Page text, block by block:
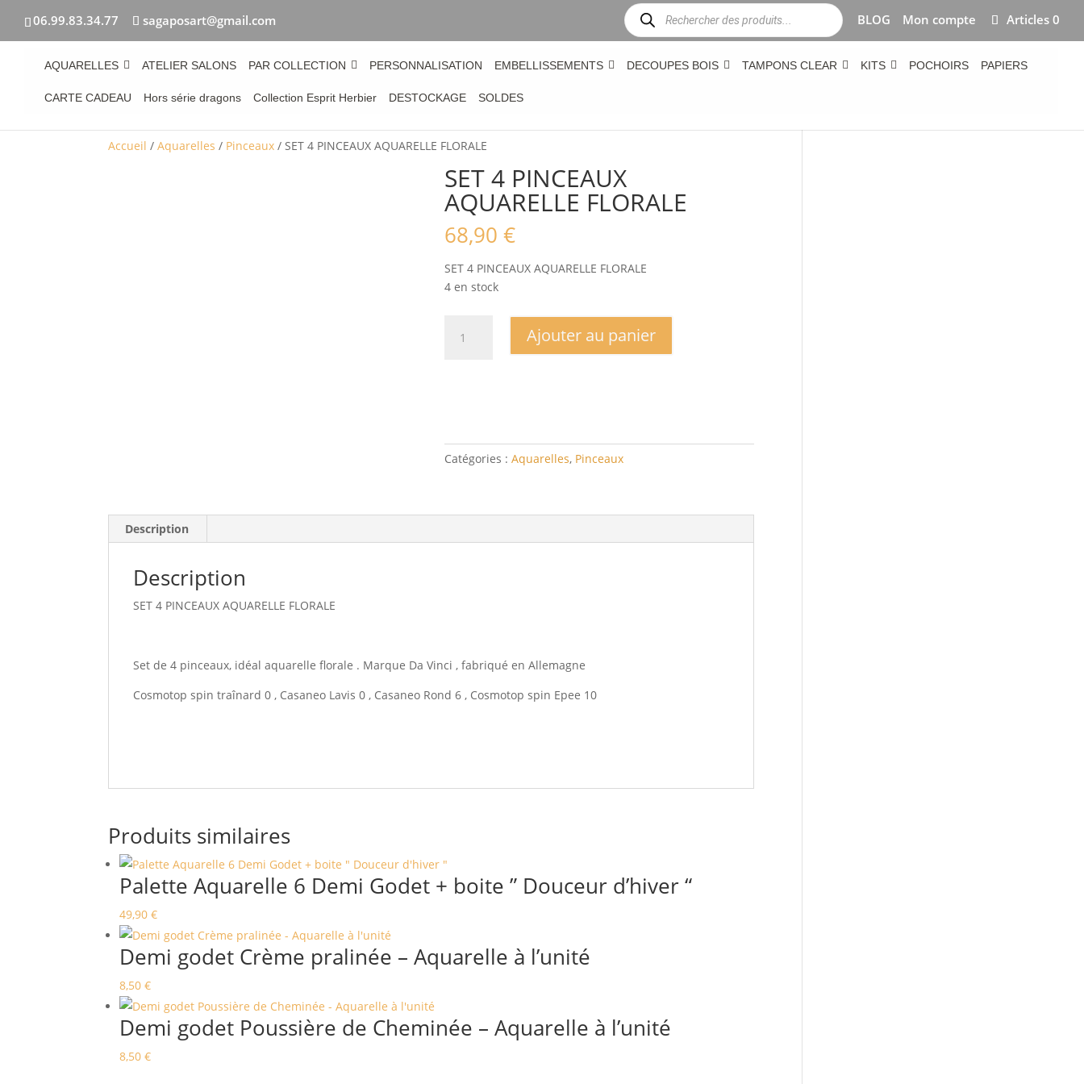
06.99.83.34.77 sagaposart@gmail.com
Recherche
de
produits
BLOG Mon compte Articles 0
AQUARELLES ATELIER SALONS PAR COLLECTION PERSONNALISATION EMBELLISSEMENTS DECOUPES BOIS TAMPONS CLEAR KITS POCHOIRS PAPIERS
CARTE CADEAU Hors série dragons Collection Esprit Herbier DESTOCKAGE SOLDES
Accueil /Aquarelles / Pinceaux / SET 4 PINCEAUX AQUARELLE FLORALE
SET 4 PINCEAUX
AQUARELLE FLORALE
68,90 €
SET 4 PINCEAUX AQUARELLE FLORALE
4 en stock
Ajouter au panier
Catégories : Aquarelles, Pinceaux
Description
Description
SET 4 PINCEAUX AQUARELLE FLORALE
Set de 4 pinceaux, idéal aquarelle florale . Marque Da Vinci , fabriqué en Allemagne
Cosmotop spin traînard 0 , Casaneo Lavis 0 , Casaneo Rond 6 , Cosmotop spin Epee 10
Produits similaires
Palette Aquarelle 6 Demi Godet + boite ” Douceur d’hiver “
49,90€
Demi godet Crème pralinée – Aquarelle à l’unité
8,50€
Demi godet Poussière de Cheminée – Aquarelle à l’unité
8,50€